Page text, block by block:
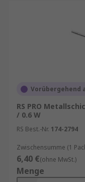
Vorübergehend
RS PRO
/ 0.6 W
RS Best.-Nr. 174-2794
Zwischensumme (1
6,40 €(ohne MwSt.)
Menge